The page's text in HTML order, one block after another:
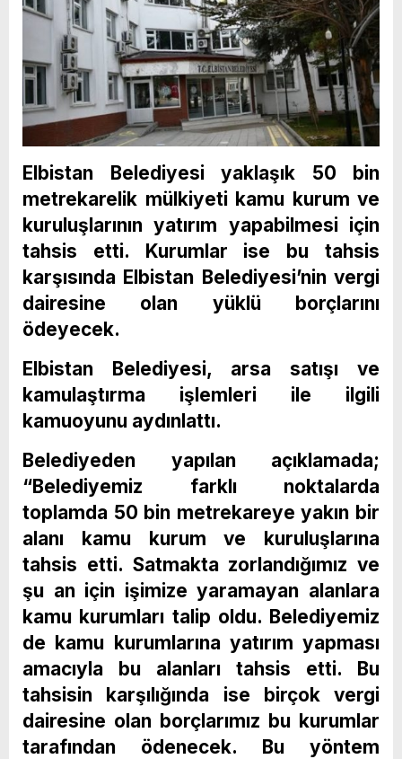
Elbistan Belediyesi yaklaşık 50 bin
metrekarelik mülkiyeti kamu kurum ve
kuruluşlarının yatırım yapabilmesi için
tahsis etti. Kurumlar ise bu tahsis
karşısında Elbistan Belediyesi’nin vergi
dairesine olan yüklü borçlarını
ödeyecek.
Elbistan Belediyesi, arsa satışı ve
kamulaştırma işlemleri ile ilgili
kamuoyunu aydınlattı.
Belediyeden yapılan açıklamada;
“Belediyemiz farklı noktalarda
toplamda 50 bin metrekareye yakın bir
alanı kamu kurum ve kuruluşlarına
tahsis etti. Satmakta zorlandığımız ve
şu an için işimize yaramayan alanlara
kamu kurumları talip oldu. Belediyemiz
de kamu kurumlarına yatırım yapması
amacıyla bu alanları tahsis etti. Bu
tahsisin karşılığında ise birçok vergi
dairesine olan borçlarımız bu kurumlar
tarafından ödenecek. Bu yöntem